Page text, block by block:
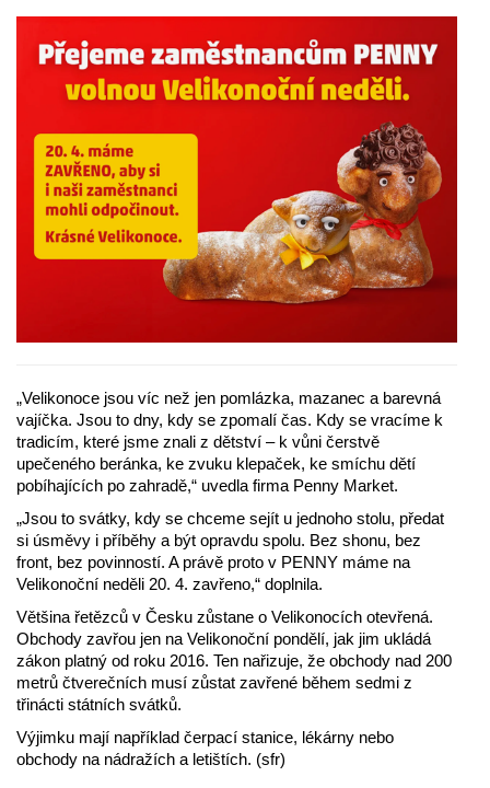
„Velikonoce jsou víc než jen pomlázka, mazanec a barevná
vajíčka. Jsou to dny, kdy se zpomalí čas. Kdy se vracíme k
tradicím, které jsme znali z dětství – k vůni čerstvě
upečeného beránka, ke zvuku klepaček, ke smíchu dětí
pobíhajících po zahradě,“ uvedla firma Penny Market.
„Jsou to svátky, kdy se chceme sejít u jednoho stolu, předat
si úsměvy i příběhy a být opravdu spolu. Bez shonu, bez
front, bez povinností. A právě proto v PENNY máme na
Velikonoční neděli 20. 4. zavřeno,“ doplnila.
Většina řetězců v Česku zůstane o Velikonocích otevřená.
Obchody zavřou jen na Velikonoční pondělí, jak jim ukládá
zákon platný od roku 2016. Ten nařizuje, že obchody nad 200
metrů čtverečních musí zůstat zavřené během sedmi z
třinácti státních svátků.
Výjimku mají například čerpací stanice, lékárny nebo
obchody na nádražích a letištích. (sfr)